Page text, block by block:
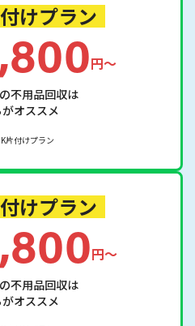
けプラン
円〜
不用品回収は
オススメ
けプラン
円〜
不用品回収は
オススメ